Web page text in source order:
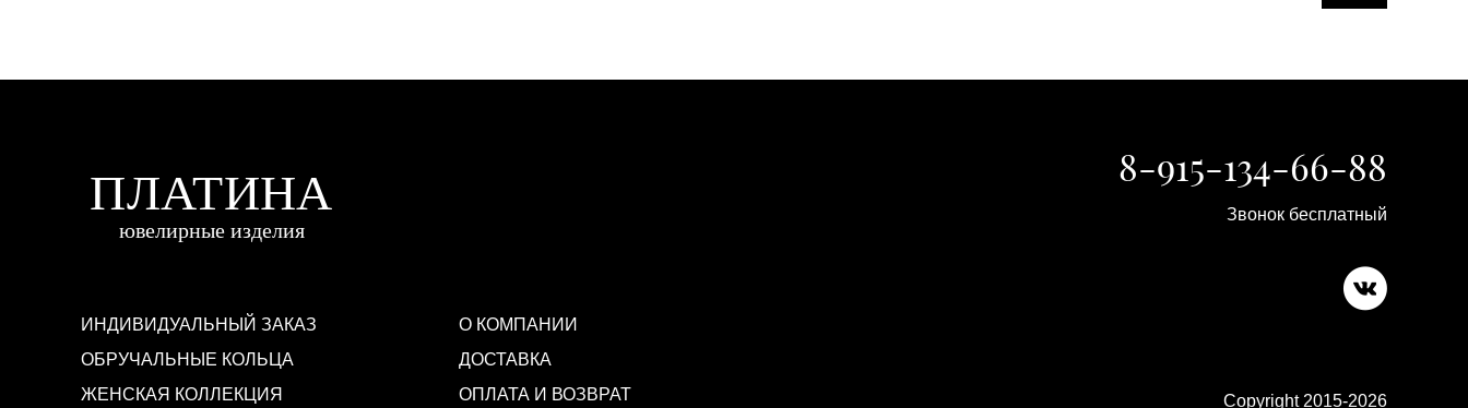
ИНДИВИДУАЛЬНЫЙ ЗАКАЗ
ОБРУЧАЛЬНЫЕ КОЛЬЦА
ЖЕНСКАЯ КОЛЛЕКЦИЯ
О КОМПАНИИ
ДОСТАВКА
ОПЛАТА И ВОЗВРАТ
8-915-134-66-88
Звонок бесплатный
Copyright 2015-2026